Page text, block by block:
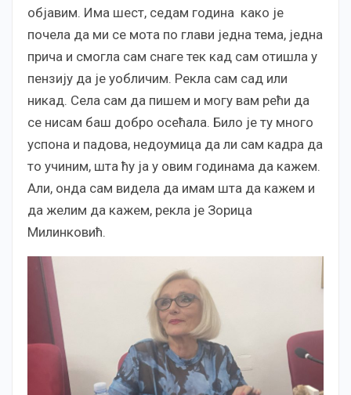
објавим. Има шест, седам година како је
почела да ми се мота по глави једна тема, једна
прича и смогла сам снаге тек кад сам отишла у
пензију да је уобличим. Рекла сам сад или
никад. Села сам да пишем и могу вам рећи да
се нисам баш добро осећала. Било је ту много
успона и падова, недоумица да ли сам кадра да
то учиним, шта ћу ја у овим годинама да кажем.
Али, онда сам видела да имам шта да кажем и
да желим да кажем, рекла је Зорица
Милинковић.